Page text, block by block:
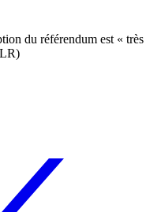
du référendum est « très